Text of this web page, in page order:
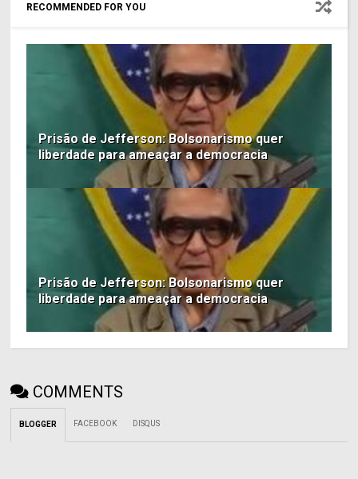
RECOMMENDED FOR YOU
Prisão de Jefferson: Bolsonarismo quer
liberdade para ameaçar a democracia
Prisão de Jefferson: Bolsonarismo quer
liberdade para ameaçar a democracia
COMMENTS
BLOGGER FACEBOOK DISQUS